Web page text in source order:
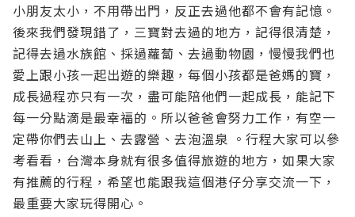
小朋友太小，不用帶出門，反正去過他都不會有記憶。
後來我們發現錯了，三寶對去過的地方，記得很清楚，
記得去過水族館、採過蘿蔔、去過動物園，慢慢我們也
愛上跟小孩一起出遊的樂趣，每個小孩都是爸媽的寶，
成長過程亦只有一次，盡可能陪他們一起成長，能記下
每一分點滴是最幸福的。所以爸爸會努力工作，有空一
定帶你們去山上、去露營、去泡溫泉 。行程大家可以參
考看看，台灣本身就有很多值得旅遊的地方，如果大家
有推薦的行程，希望也能跟我這個港仔分享交流一下，
最重要大家玩得開心。